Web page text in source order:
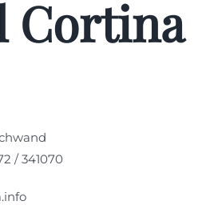
Cortina
/ 341070